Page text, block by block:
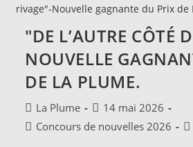
Concours
Nouvelles
2026.
"DE L’AUTRE CÔTÉ
NOUVELLE
DE LA PLUME.
Auteur/autrice
de
La Plume
Publication
publiée :
14 mai 2026
PostConcours de nouvelles 2026